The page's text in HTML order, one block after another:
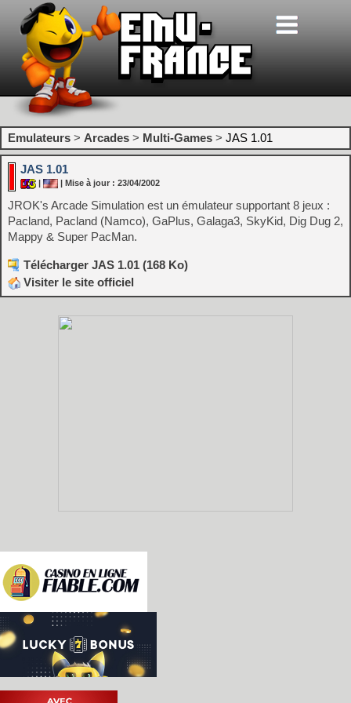
Emulateurs > Arcades > Multi-Games > JAS 1.01
JAS 1.01
| | Mise à jour : 23/04/2002
JROK's Arcade Simulation est un émulateur supportant 8 jeux :
Pacland, Pacland (Namco), GaPlus, Galaga3, SkyKid, Dig Dug 2,
Mappy & Super PacMan.
Télécharger JAS 1.01 (168 Ko)
Visiter le site officiel